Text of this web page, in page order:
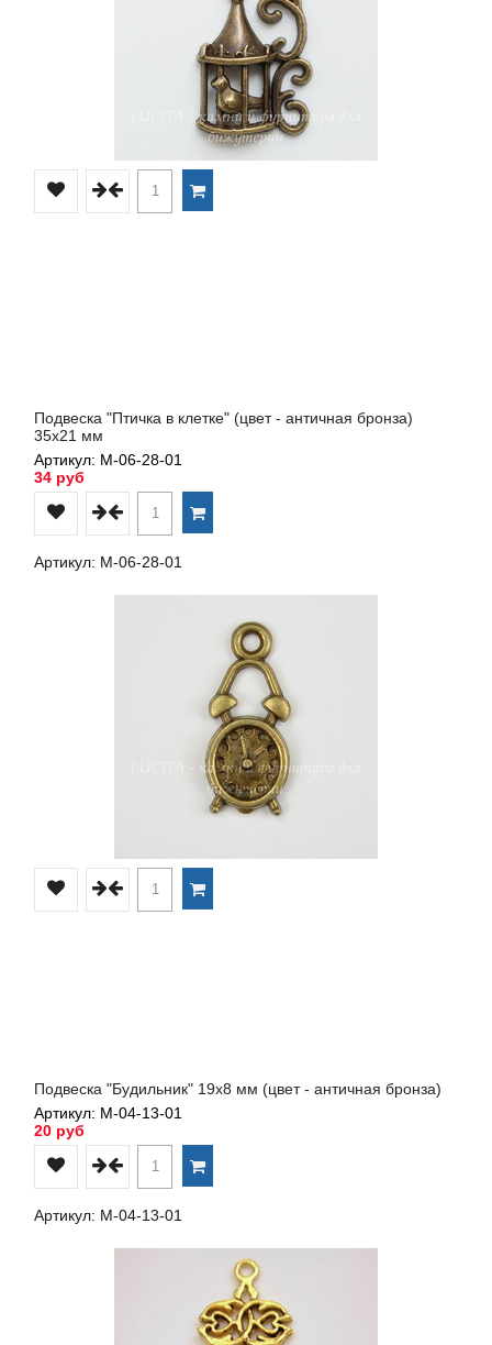
Подвеска "Птичка в клетке" (цвет - античная бронза)
35х21 мм
Артикул: М-06-28-01
34 руб
Артикул: М-06-28-01
Подвеска "Будильник" 19х8 мм (цвет - античная бронза)
Артикул: М-04-13-01
20 руб
Артикул: М-04-13-01